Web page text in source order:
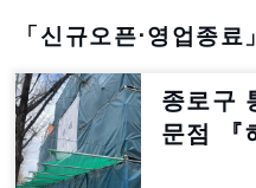
「신규오픈⋅영업종
종로구
문점 『